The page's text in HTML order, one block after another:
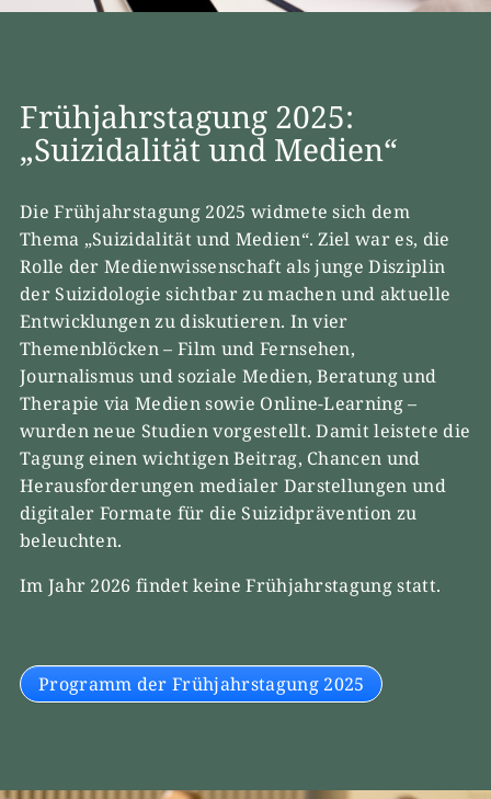
Frühjahrstagung 2025:
„Suizidalität und Medien“
Die Frühjahrstagung 2025 widmete sich dem
Thema „Suizidalität und Medien“. Ziel war es, die
Rolle der Medienwissenschaft als junge Disziplin
der Suizidologie sichtbar zu machen und aktuelle
Entwicklungen zu diskutieren. In vier
Themenblöcken – Film und Fernsehen,
Journalismus und soziale Medien, Beratung und
Therapie via Medien sowie Online-Learning –
wurden neue Studien vorgestellt. Damit leistete die
Tagung einen wichtigen Beitrag, Chancen und
Herausforderungen medialer Darstellungen und
digitaler Formate für die Suizidprävention zu
beleuchten.
Im Jahr 2026 findet keine Frühjahrstagung statt.
Programm der Frühjahrstagung 2025